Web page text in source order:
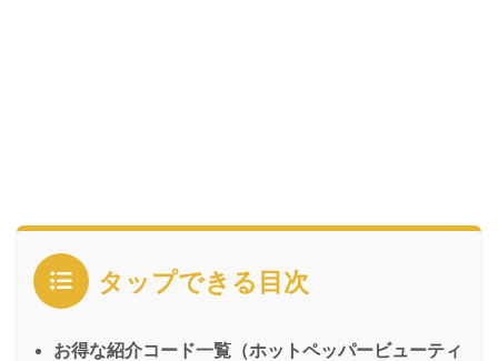
タップできる目次
お得な紹介コード一覧（ホットペッパービューティ